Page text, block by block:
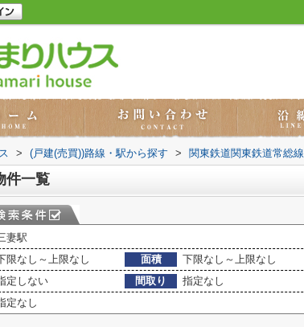
> (戸建(売買))路線・駅から探す > 関東鉄道関東鉄道常総線
件一覧
妻駅
限なし～上限なし 面積 下限なし～上限なし
定しない 間取り
指定なし
定なし